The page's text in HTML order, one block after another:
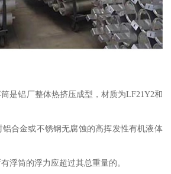
是铝厂整体热挤压成型，材质为LF21Y2和
合金或不锈钢无腐蚀的高挥发性有机液体
浮筒的浮力应超过其总重量的。